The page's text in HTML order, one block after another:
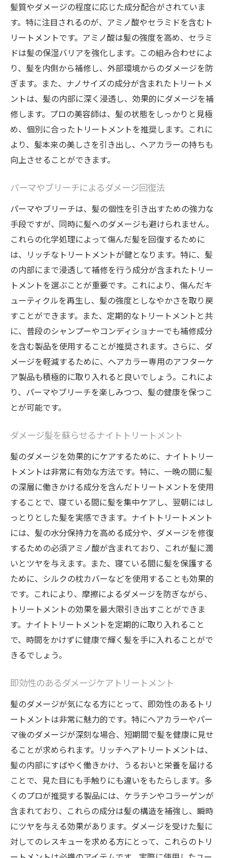
髪質やダメージの程度に応じた成分配合がされていま
す。特に注目されるのが、アミノ酸やセラミドを含むト
リートメントです。アミノ酸は髪の強度を高め、セラミ
ドは髪の保湿バリアを強化します。この組み合わせによ
り、髪を内側から補修し、外部環境からのダメージを防
ぎます。また、ナノサイズの成分が含まれたトリートメ
ントは、髪の内部に深く浸透し、効果的にダメージを補
修します。プロの美容師は、髪の状態をしっかりと見極
め、個別に合ったトリートメントを推奨します。これに
より、髪本来の美しさを引き出し、ヘアカラーの持ちも
向上させることができます。
パーマやブリーチによるダメージ回復法
パーマやブリーチは、髪の個性を引き出すための強力な
手段ですが、同時に髪へのダメージも避けられません。
これらの化学処理によって傷んだ髪を回復するために
は、リッチなトリートメントが鍵となります。特に、髪
の内部にまで浸透して補修を行う成分が含まれたトリー
トメントを選ぶことが重要です。これにより、傷んだキ
ューティクルを再生し、髪の強度としなやかさを取り戻
すことができます。また、定期的なトリートメントと共
に、普段のシャンプーやコンディショナーでも補修成分
を含む製品を使用することが推奨されます。さらに、ダ
メージを軽減するために、ヘアカラー専用のアフターケ
ア製品も積極的に取り入れると良いでしょう。これによ
り、パーマやブリーチを楽しみつつ、髪の健康を保つこ
とが可能です。
ダメージ髪を蘇らせるナイトトリートメント
髪のダメージを効果的にケアするために、ナイトトリー
トメントは非常に有効な方法です。特に、一晩の間に髪
の深層に働きかける成分を含んだトリートメントを使用
することで、寝ている間に髪を集中ケアし、翌朝にはし
っとりとした髪を実感できます。ナイトトリートメント
には、髪の水分保持力を高める成分や、ダメージを修復
するための必須アミノ酸が含まれており、これが髪に潤
いとツヤを与えます。また、寝ている間に髪を保護する
ために、シルクの枕カバーなどを使用することも効果的
です。これにより、摩擦によるダメージを防ぎながら、
トリートメントの効果を最大限引き出すことができま
す。ナイトトリートメントを定期的に取り入れること
で、時間をかけずに健康で輝く髪を手に入れることがで
きるでしょう。
即効性のあるダメージケアトリートメント
髪のダメージが気になる方にとって、即効性のあるトリ
ートメントは非常に魅力的です。特にヘアカラーやパー
マ後のダメージが深刻な場合、短期間で髪を健康に見せ
ることが求められます。リッチヘアトリートメントは、
髪の内部にすばやく働きかけ、うるおいと栄養を届ける
ことで、見た目にも手触りにも違いをもたらします。多
くのプロが推奨する製品には、ケラチンやコラーゲンが
含まれており、これらの成分は髪の構造を補強し、瞬時
にツヤを与える効果があります。ダメージを受けた髪に
対してのレスキューを求める方にとって、これらのトリ